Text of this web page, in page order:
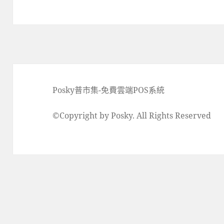
Posky普市集-免費雲端POS系統
©Copyright by Posky. All Rights Reserved